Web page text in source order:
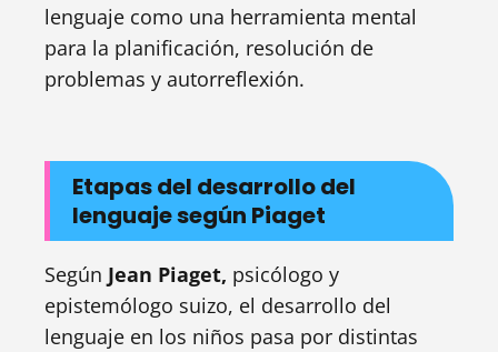
lenguaje como una herramienta mental
para la planificación, resolución de
problemas y autorreflexión.
Etapas del desarrollo del
lenguaje según Piaget
Según Jean Piaget, psicólogo y
epistemólogo suizo, el desarrollo del
lenguaje en los niños pasa por distintas